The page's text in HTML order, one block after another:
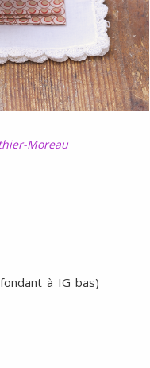
Moreau
à IG bas)